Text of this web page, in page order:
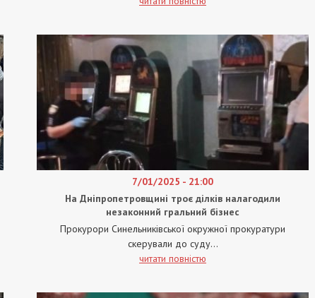
7/01/2025 - 21:00
На Дніпропетровщині троє ділків налагодили
незаконний гральний бізнес
Прокурори Синельниківської окружної прокуратури
скерували до суду...
читати повністю